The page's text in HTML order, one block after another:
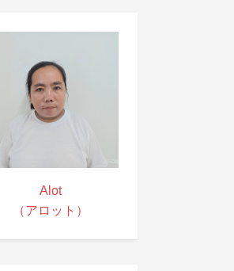
Alot
（アロット）